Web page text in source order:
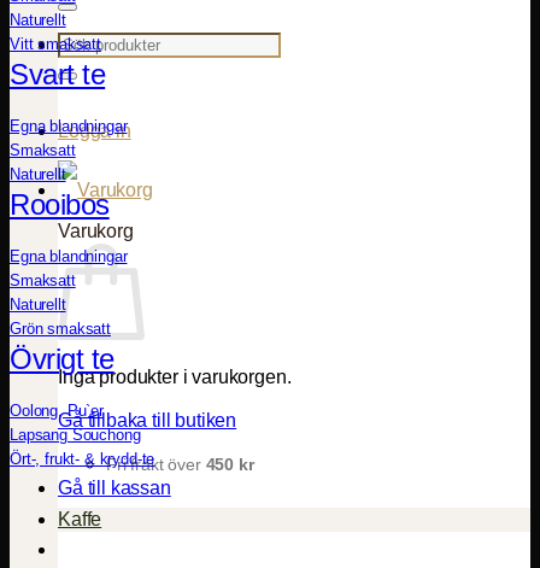
Sök
efter:
Logga in
Varukorg
Inga produkter i varukorgen.
Gå tillbaka till butiken
Fri frakt över 450 kr
Gå till kassan
Naturellt
Vitt smaksatt
Svart te
Egna blandningar
Smaksatt
Naturellt
Rooibos
Egna blandningar
Smaksatt
Naturellt
Grön smaksatt
Övrigt te
Oolong, Pu`er
Lapsang Souchong
Ört-, frukt- & krydd-te
Kaffe